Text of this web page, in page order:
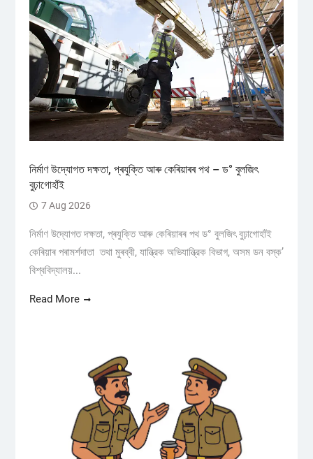
নিৰ্মাণ উদ্যোগত দক্ষতা, প্ৰযুক্তি আৰু কেৰিয়াৰৰ পথ – ড° বুলজিৎ
বুঢ়াগোহাঁই
7 Aug 2026
নিৰ্মাণ উদ্যোগত দক্ষতা, প্ৰযুক্তি আৰু কেৰিয়াৰৰ পথ ড° বুলজিৎ বুঢ়াগোহাঁই
কেৰিয়াৰ পৰামৰ্শদাতা তথা মুৰব্বী, যান্ত্রিক অভিযান্ত্রিক বিভাগ, অসম ডন বস্ক’
বিশ্ববিদ্যালয়...
Read More